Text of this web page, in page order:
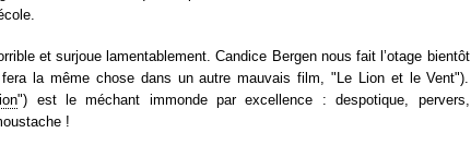
et surjoue lamentablement. Candice Bergen nous fait l’otage bientôt
la même chose dans un autre mauvais film, "Le Lion et le Vent").
") est le méchant immonde par excellence : despotique, pervers,
!